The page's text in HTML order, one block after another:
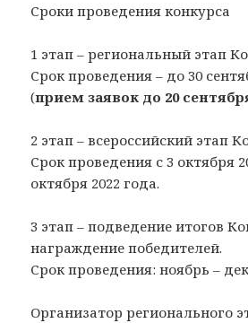
Сроки проведения конкурса
1 этап – региональный этап
Срок проведения – до 30
(прием заявок до 20
2 этап – всероссийский этап
Срок проведения с 3 октября
октября 2022 года.
3 этап – подведение итогов
награждение победителей.
Срок проведения: ноябрь –
Организатор регионального